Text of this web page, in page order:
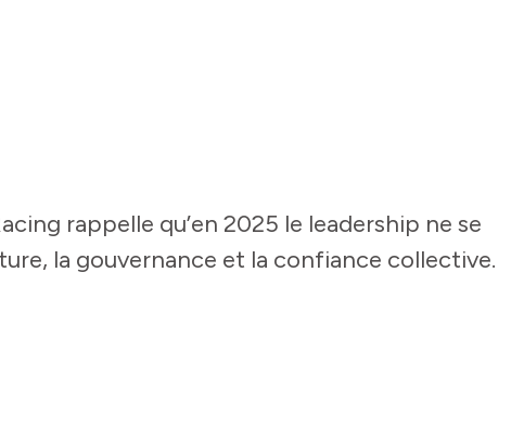
rappelle qu’en 2025 le leadership ne se
la gouvernance et la confiance collective.